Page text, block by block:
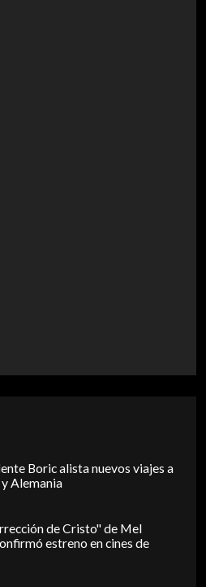
Boric alista nuevos viajes a
Alemania
de Cristo" de Mel
estreno en cines de